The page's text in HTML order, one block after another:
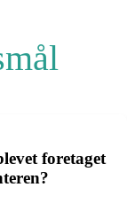
foretaget